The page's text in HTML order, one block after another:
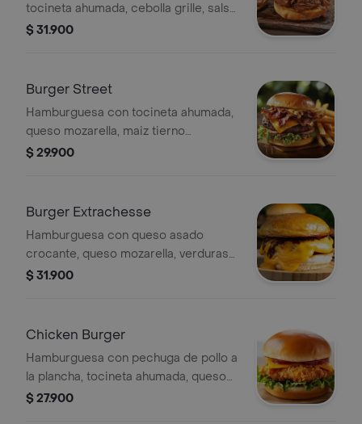
tocineta ahumada, cebolla grille, salsa
de la casa. papa a la francesa y
$ 31.900
Burger Street
Hamburguesa con tocineta ahumada,
queso mozarella, maiz tierno
caramelizado, papa perro y salsa de la
$ 29.900
Burger Extrachesse
Hamburguesa con queso asado
crocante, queso mozarella, verduras
frescas y mayonesa de la casa. papa
$ 31.900
Chicken Burger
Hamburguesa con pechuga de pollo a
la plancha, tocineta ahumada, queso
mozarella, cebolla grille, miel mostaza
$ 27.900